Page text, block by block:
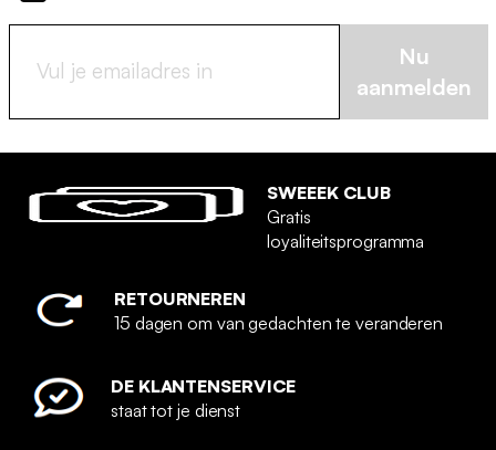
Nu
aanmelden
SWEEEK CLUB
Gratis
loyaliteitsprogramma
RETOURNEREN
15 dagen om van gedachten te veranderen
DE KLANTENSERVICE
staat tot je dienst